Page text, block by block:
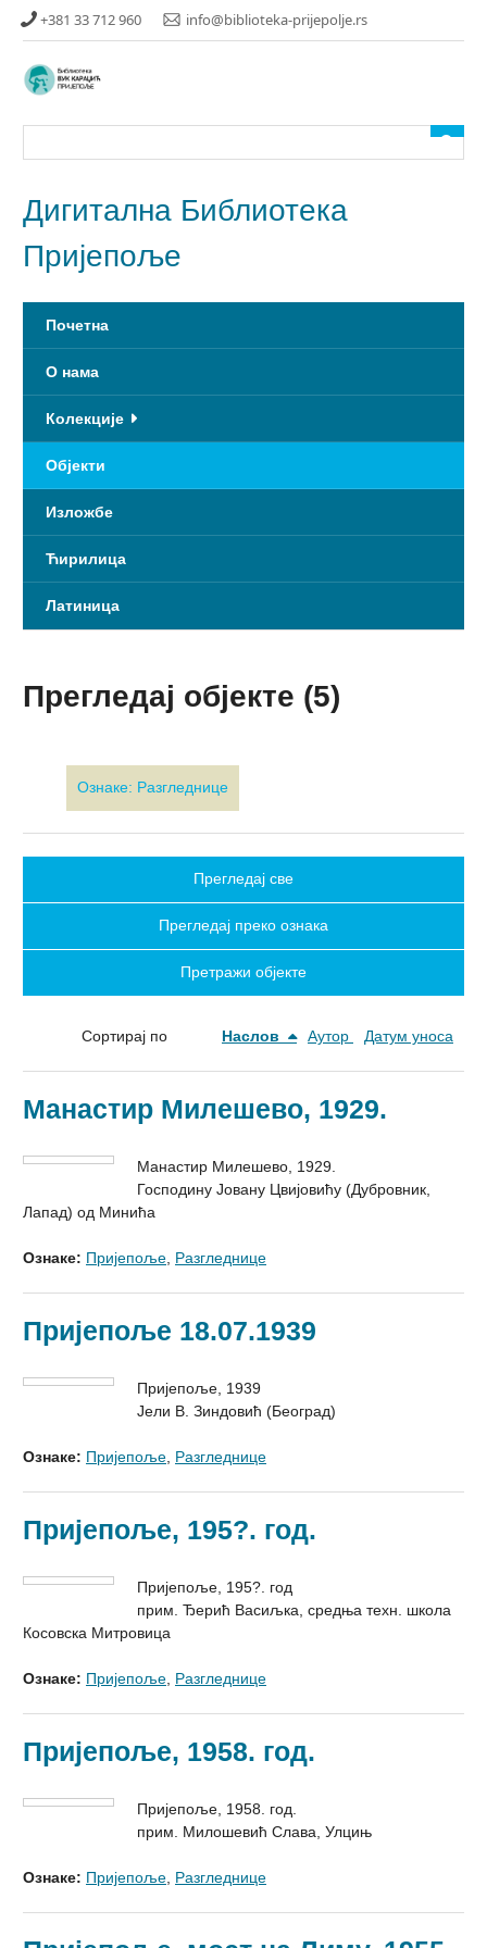
Прескочи
садржаја
+381 33 712 960 info@biblioteka-prijepolje.rs
Дигитална Библиотека
Пријепоље
Почетна
О нама
Колекције
Објекти
Изложбе
Ћирилица
Латиница
Прегледај објекте (5)
Ознаке: Разгледнице
Прегледај све
Прегледај преко ознака
Претражи објекте
Сортирај по Наслов Аутор Датум уноса
Манастир Милешево, 1929.
Манастир Милешево, 1929.
Господину Јовану Цвијовићу (Дубровник,
Лапад) од Минића
Ознаке: Пријепоље Разгледнице
Пријепоље 18.07.1939
Пријепоље, 1939
Јели В. Зиндовић (Београд)
Ознаке: Пријепоље Разгледнице
Пријепоље, 195?. год.
Пријепоље, 195?. год
прим. Ђерић Васиљка, средња техн. школа
Косовска Митровица
Ознаке: Пријепоље Разгледнице
Пријепоље, 1958. год.
Пријепоље, 1958. год.
прим. Милошевић Слава, Улцињ
Ознаке: Пријепоље Разгледнице